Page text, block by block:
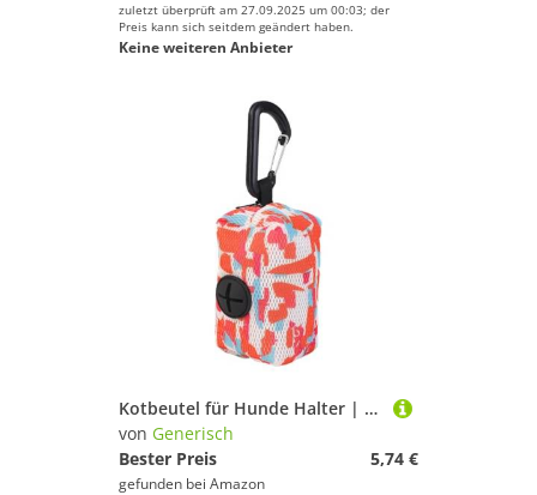
zuletzt überprüft am 27.09.2025 um 00:03; der
Preis kann sich seitdem geändert haben.
Keine weiteren Anbieter
Kotbeutel für Hunde Halter | Aufbewahrungstasche Hundekotspender | Kotbeutelhalter, Haustierkotbeutelspender mit Karabiner, Hundekothalter für Reisen, Spaziergänge & Outdoor, Orange 1, 1 count (Pack
von Generisch
Bester Preis
5,74 €
gefunden bei Amazon